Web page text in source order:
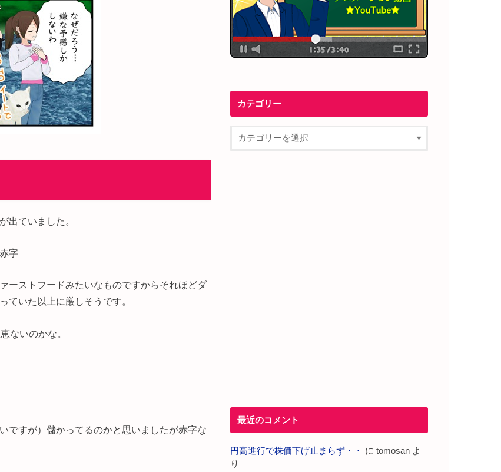
出ていました。
字
ーストフードみたいなものですからそれほどダ
ていた以上に厳しそうです。
ないのかな。
ですが）儲かってるのかと思いましたが赤字な
カテゴリー
最近のコメント
円高進行で株価下げ止まらず・・ に tomosan よ
り